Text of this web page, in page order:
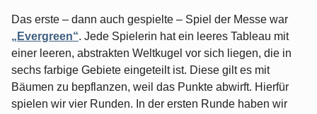
Das erste – dann auch gespielte – Spiel der Messe war
„Evergreen“. Jede Spielerin hat ein leeres Tableau mit
einer leeren, abstrakten Weltkugel vor sich liegen, die in
sechs farbige Gebiete eingeteilt ist. Diese gilt es mit
Bäumen zu bepflanzen, weil das Punkte abwirft. Hierfür
spielen wir vier Runden. In der ersten Runde haben wir